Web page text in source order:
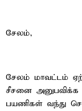
சேலம்,
சேலம் மாவட்டம்
சீசனை அனுபவிக்க
பயணிகள் வந்து